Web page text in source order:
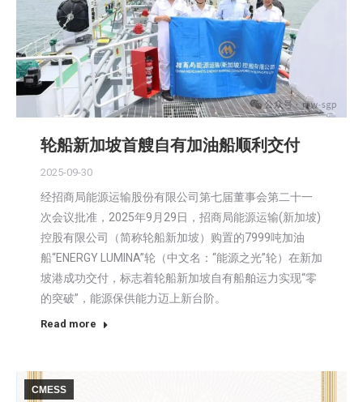
轮船新加坡首艘自有加油船顺利交付
2025-09-30
经招商局能源运输股份有限公司第七届董事会第二十一
次会议批准，2025年9月29日，招商局能源运输(新加坡)
控股有限公司（简称轮船新加坡）购置的7999吨加油
船“ENERGY LUMINA”轮（中文名：“能源之光”轮）在新加
坡港成功交付，标志着轮船新加坡自有船舶运力实现“零
的突破”，能源保供能力迈上新台阶。
Read more
CMESS